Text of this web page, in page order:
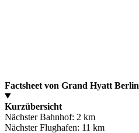
Factsheet von Grand Hyatt Berlin
Kurzübersicht
Nächster Bahnhof: 2 km
Nächster Flughafen: 11 km